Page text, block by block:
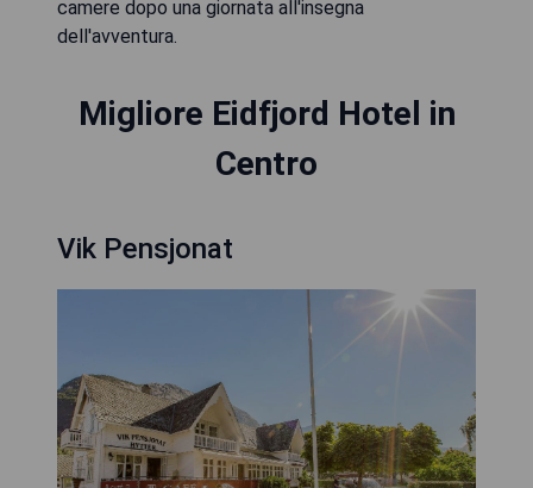
camere dopo una giornata all'insegna
dell'avventura.
Migliore Eidfjord Hotel in
Centro
Vik Pensjonat